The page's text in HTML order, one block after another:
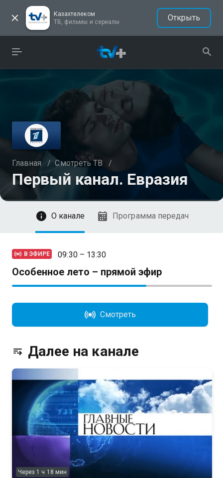
Казахтелеком
ТВ, фильмы и сериалы
Открыть
Главная / Смотреть ТВ /
Первый канал. Евразия
О канале Программа передач
В ЭФИРЕ 09:30 – 13:30
Особенное лето – прямой эфир
Смотреть
Далее на канале
Через 1 ч 18 мин